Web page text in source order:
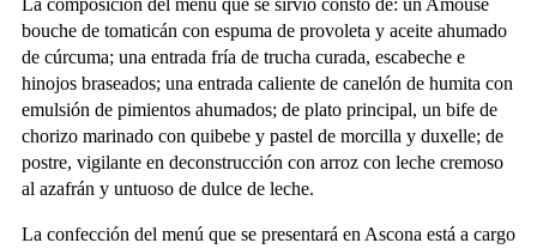
La composición del menú que se sirvió constó de: un Amouse
bouche de tomaticán con espuma de provoleta y aceite ahumado
de cúrcuma; una entrada fría de trucha curada, escabeche e
hinojos braseados; una entrada caliente de canelón de humita con
emulsión de pimientos ahumados; de plato principal, un bife de
chorizo marinado con quibebe y pastel de morcilla y duxelle; de
postre, vigilante en deconstrucción con arroz con leche cremoso
al azafrán y untuoso de dulce de leche.
La confección del menú que se presentará en Ascona está a cargo